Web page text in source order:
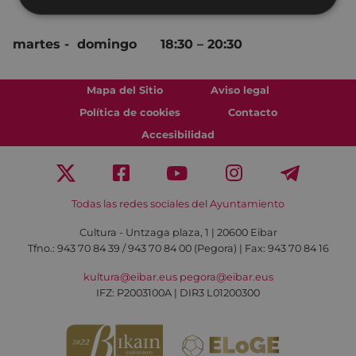
martes - domingo 18:30 – 20:30
Mapa del Sitio
Aviso legal
Política de cookies
Contacto
Accesibilidad
Todas las redes sociales del Ayuntamiento
Cultura - Untzaga plaza, 1 | 20600 Eibar
Tfno.: 943 70 84 39 / 943 70 84 00 (Pegora) | Fax: 943 70 84 16
kultura@eibar.eus pegora@eibar.eus
IFZ: P2003100A | DIR3 L01200300